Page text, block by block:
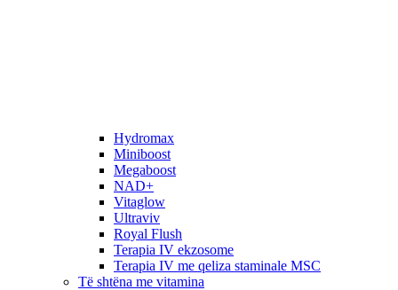
Hydromax
Miniboost
Megaboost
NAD+
Vitaglow
Ultraviv
Royal Flush
Terapia IV ekzosome
Terapia IV me qeliza staminale MSC
Të shtëna me vitamina